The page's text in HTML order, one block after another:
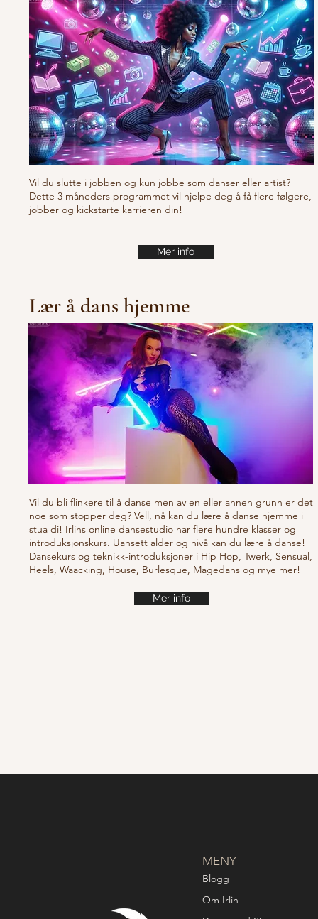
Vil du slutte i jobben og kun jobbe som danser eller artist?
Dette 3 måneders programmet vil hjelpe deg å få flere følgere,
jobber og kickstarte karrieren din!
Mer info
Lær å dans hjemme
Vil du bli flinkere til å danse men av en eller annen grunn er det
noe som stopper deg? Vell, nå kan du lære å danse hjemme i
stua di! Irlins online dansestudio har flere hundre klasser og
introduksjonskurs. Uansett alder og nivå kan du lære å danse!
Dansekurs og teknikk-introduksjoner i Hip Hop, Twerk, Sensual,
Heels, Waacking, House, Burlesque, Magedans og mye mer!
Mer info
MENY
Blogg
Om Irlin